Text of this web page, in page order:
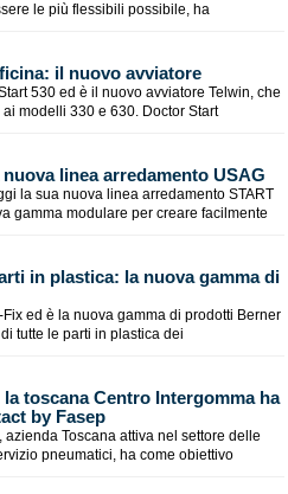
le più flessibili possibile, ha
il nuovo avviatore
530 ed è il nuovo avviatore Telwin, che
modelli 330 e 630. Doctor Start
nuova linea arredamento USAG
la sua nuova linea arredamento START
gamma modulare per creare facilmente
in plastica: la nuova gamma di
ed è la nuova gamma di prodotti Berner
tutte le parti in plastica dei
toscana Centro Intergomma ha
by Fasep
azienda Toscana attiva nel settore delle
pneumatici, ha come obiettivo